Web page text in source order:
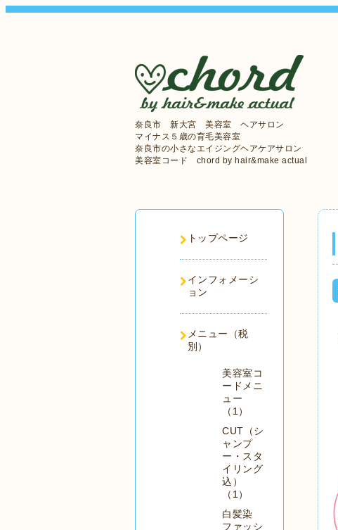
奈良市 新大宮 美容室 ヘアサロン
マイナス５歳の育毛美容室
奈良市の小さなエイジングヘアケアサロン
美容室コード chord by hair&make actual
トップページ
インフォメーシ
ョン
メニュー（税
別）
美容室コ
ードメニ
ュー
（1）
CUT（シ
ャンプ
ー・スタ
イリング
込）
（1）
白髪染
ファッシ